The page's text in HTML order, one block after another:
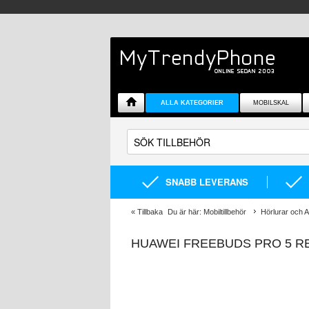
ALLA KATEGORIER MOBILSKAL
SNABB LEVERANS
« Tillbaka Du är här: Mobiltillbehör Hörlurar och
HUAWEI FREEBUDS PRO 5